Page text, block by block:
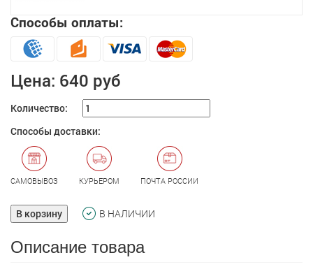
Способы оплаты:
Цена: 640 руб
Количество:
Способы доставки:
САМОВЫВОЗ КУРЬЕРОМ ПОЧТА РОССИИ
В корзину В НАЛИЧИИ
Описание товара